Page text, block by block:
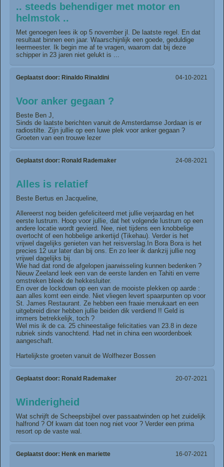
.. steeds behendiger met motor en
helmstok ..
Met genoegen lees ik op 5 november jl. De laatste regel. En dat
resultaat binnen een jaar. Waarschijnlijk een goede, geduldige
leermeester. Ik begin me af te vragen, waarom dat bij deze
schipper in 23 jaren niet gelukt is ...
04-10-2021
Geplaatst door: Rinaldo Rinaldini
Voor anker gegaan ?
Beste Ben J,
Sinds de laatste berichten vanuit de Amsterdamse Jordaan is er
radiostilte. Zijn jullie op een luwe plek voor anker gegaan ?
Groeten van een trouwe lezer
24-08-2021
Geplaatst door: Ronald Rademaker
Alles is relatief
Beste Bertus en Jacqueline,
Allereerst nog beiden gefeliciteerd met jullie verjaardag en het
eerste lustrum. Hoop voor jullie, dat het volgende lustrum op een
andere locatie wordt gevierd. Nee, niet tijdens een knobbelige
overtocht of een hobbelige ankertijd (Tikehau). Verder is het
vrijwel dagelijks genieten van het reisverslag.In Bora Bora is het
precies 12 uur later dan bij ons. En zo leer ik dankzij jullie nog
vrijwel dagelijks bij.
Wie had dat rond de afgelopen jaarwisseling kunnen bedenken ?
Nieuw Zeeland leek een van de eerste landen en Tahiti en verre
omstreken bleek de hekkesluiter.
En over de lockdown op een van de mooiste plekken op aarde :
aan alles komt een einde. Niet vliegen levert spaarpunten op voor
St. James Restaurant. Ze hebben een fraaie menukaart en een
uitgebreid diner hebben jullie beiden dik verdiend !! Geld is
immers betrekkelijk, toch ?
Wel mis ik de ca. 25 chineestalige felicitaties van 23.8 in deze
rubriek sinds vanochtend. Had net in china een woordenboek
aangeschaft.
Hartelijkste groeten vanuit de Wolfhezer Bossen
20-07-2021
Geplaatst door: Ronald Rademaker
Winderigheid
Wat schrijft de Scheepsbijbel over passaatwinden op het zuidelijk
halfrond ? Of kwam dat toen nog niet voor ? Verder een prima
resort op de vaste wal.
16-07-2021
Geplaatst door: Henk en mariette